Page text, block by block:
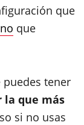
que
que
puedes tener
que más
si no usas